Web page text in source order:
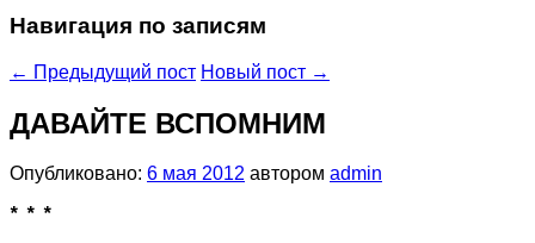
Навигация по записям
← Предыдущий пост Новый пост →
ДАВАЙТЕ ВСПОМНИМ
Опубликовано: 6 мая 2012 автором admin
* * *